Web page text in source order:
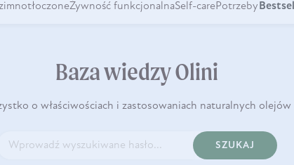
Żywność funkcjonalnaSelf-carePotrzeby
Baza wiedzy Olini
o właściwościach i zastosowaniach naturalnych olejów
SZUKAJ